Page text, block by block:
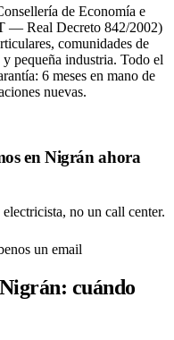
de Economía e
— Real Decreto 842/2002)
comunidades de
pequeña industria. Todo el
6 meses en mano de
nuevas.
en Nigrán ahora
no un call center.
un email
Nigrán: cuándo